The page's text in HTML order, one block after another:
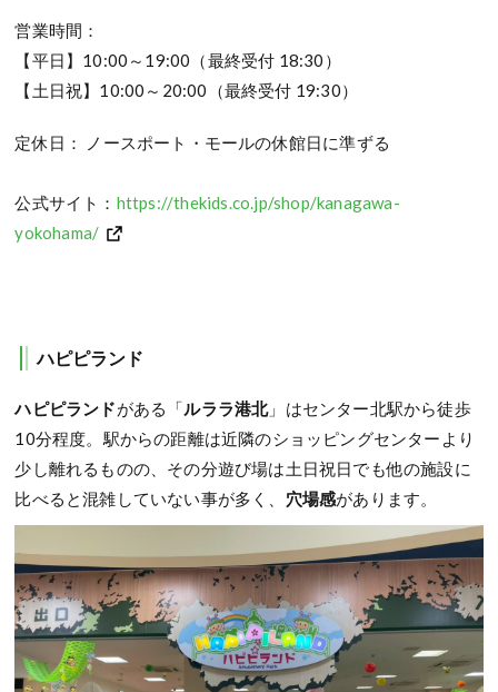
営業時間：
【平日】10:00～19:00（最終受付 18:30）
【土日祝】10:00～20:00（最終受付 19:30）
定休日： ノースポート・モールの休館日に準ずる
公式サイト： https://thekids.co.jp/shop/kanagawa-
yokohama/
ハピピランド
ハピピランドがある「ルララ港北」はセンター北駅から徒歩
10分程度。駅からの距離は近隣のショッピングセンターより
少し離れるものの、その分遊び場は土日祝日でも他の施設に
比べると混雑していない事が多く、 穴場感があります。